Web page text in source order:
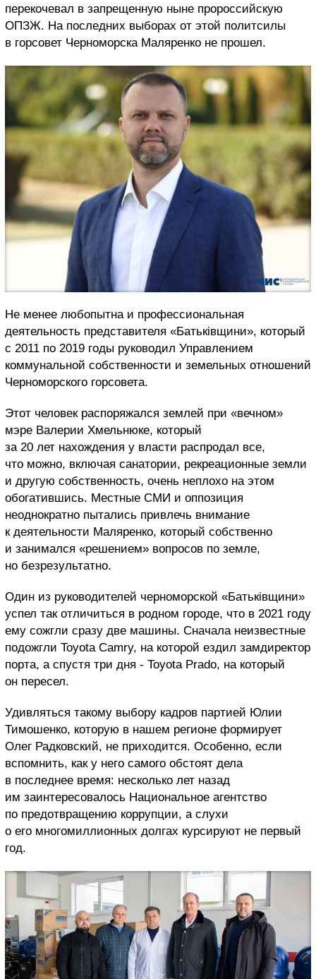
перекочевал в запрещенную ныне пророссийскую
ОПЗЖ. На последних выборах от этой политсилы
в горсовет Черноморска Маляренко не прошел.
Не менее любопытна и профессиональная
деятельность представителя «Батьківщини», который
с 2011 по 2019 годы руководил Управлением
коммунальной собственности и земельных отношений
Черноморского горсовета.
Этот человек распоряжался землей при «вечном»
мэре Валерии Хмельнюке, который
за 20 лет нахождения у власти распродал все,
что можно, включая санатории, рекреационные земли
и другую собственность, очень неплохо на этом
обогатившись. Местные СМИ и оппозиция
неоднократно пытались привлечь внимание
к деятельности Маляренко, который собственно
и занимался «решением» вопросов по земле,
но безрезультатно.
Один из руководителей черноморской «Батьківщини»
успел так отличиться в родном городе, что в 2021 году
ему сожгли сразу две машины. Сначала неизвестные
подожгли Toyota Camry, на которой ездил замдиректор
порта, а спустя три дня - Toyota Prado, на который
он пересел.
Удивляться такому выбору кадров партией Юлии
Тимошенко, которую в нашем регионе формирует
Олег Радковский, не приходится. Особенно, если
вспомнить, как у него самого обстоят дела
в последнее время: несколько лет назад
им заинтересовалось Национальное агентство
по предотвращению коррупции, а слухи
о его многомиллионных долгах курсируют не первый
год.